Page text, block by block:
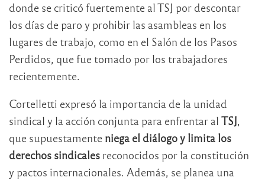
donde se criticó fuertemente al TSJ por descontar
los días de paro y prohibir las asambleas en los
lugares de trabajo, como en el Salón de los Pasos
Perdidos, que fue tomado por los trabajadores
recientemente.
Cortelletti expresó la importancia de la unidad
sindical y la acción conjunta para enfrentar al TSJ,
que supuestamente niega el diálogo y limita los
derechos sindicales reconocidos por la constitución
y pactos internacionales. Además, se planea una